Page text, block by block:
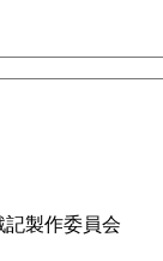
製作委員会